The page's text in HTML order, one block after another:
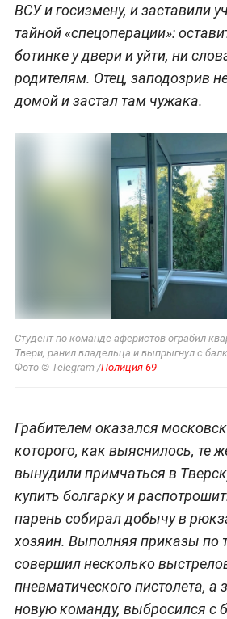
ВСУ и госизмену, и заставили
тайной «спецоперации»:
ботинке у двери и уйти, ни
родителям. Отец, заподозрив
домой и застал там чужака.
Студент по команде аферистов ограбил
Твери, ранил владельца и выпрыгнул с
Фото © Telegram /Полиция 69
Грабителем оказался
которого, как выяснилось, те
вынудили примчаться в
купить болгарку и
парень собирал добычу в
хозяин. Выполняя приказы по
совершил несколько
пневматического пистолета, а
новую команду, выбросился с